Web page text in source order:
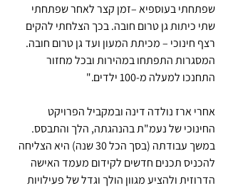
שפתחתי בעוספיא –זמן קצר לאחר שפתחתי
שתי כיתות גן טרום חובה. בכך הצלחתי להקים
רצף חינוכי – מכיתת המעון ועד גן טרום חובה.
המסגרות התפתחו במהירות ובכל מחזור
התחנכו למעלה מ-100 ילדים."
אחרי ארז נולדה דינה ובמקביל הפרויקט
החינוכי של נעמ"ת בהנהגתה, הלך והתבסס.
במשך עבודתה (בסך הכל 30 שנה) היא הצליחה
להכניס תכנים חדשים לקידום מעמד האישה
הדרוזית ולהציע מגוון הולך וגדל של פעילויות